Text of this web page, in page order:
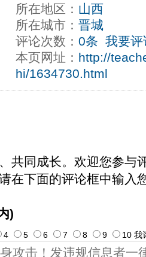
所在地区： 山西
所在城市： 晋城
评论次数： 0条 我要评
本页网址： http://
hi/1634730.html
共同成长。欢迎您参与
在下面的评论框中输入
)
4 5 6 7 8 9 10 我